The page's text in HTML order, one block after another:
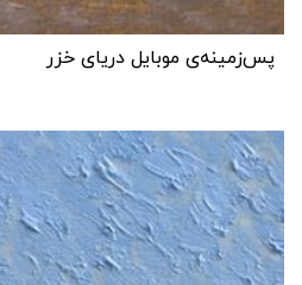
پس‌زمینه‌ی موبایل دریای خزر